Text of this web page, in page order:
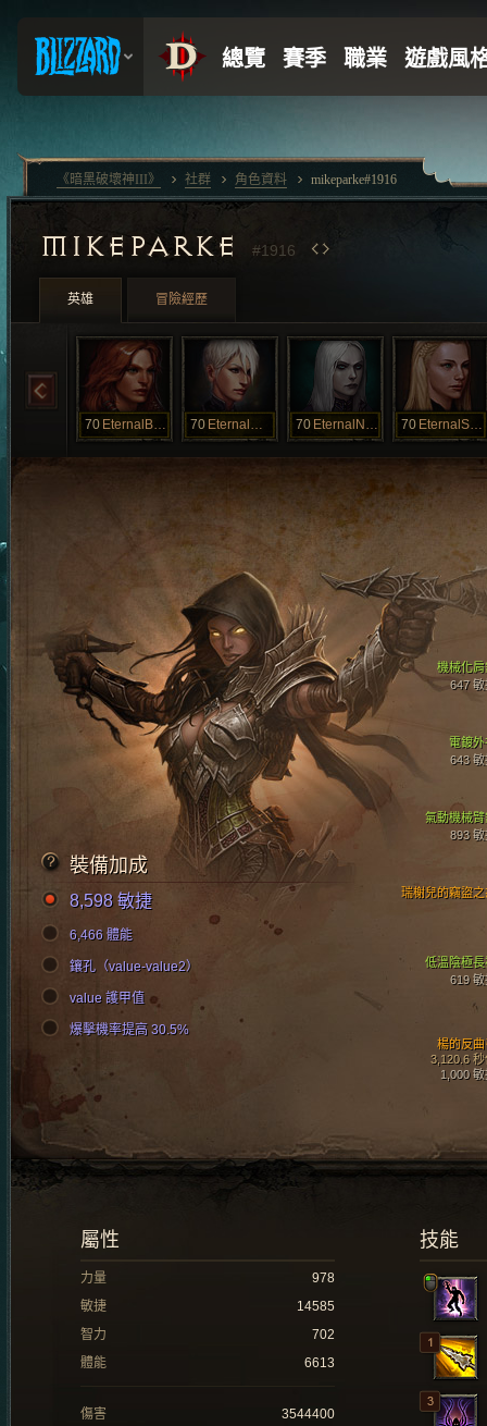
MIKEPARKE #1916
英雄 冒險經歷
70 EternalBarb 70 EternalMonk 70 EternalNecro 70 EternalSader
電鍍外
643 敏
氣動機械臂
893 敏
機械化肩
647 敏
低溫陰極長
619 敏
楊的反曲
3,120.6 秒
1,000 敏
瑞榭兒的竊盜之
裝備加成
8,598 敏捷
6,466 體能
鑲孔（value-value2）
value 護甲值
爆擊機率提高 30.5%
技能
屬性
力量
978
敏捷
14585
智力
702
體能
6613
傷害
3544400
《暗黑破壞神III》 社群 角色資料 mikeparke#1916